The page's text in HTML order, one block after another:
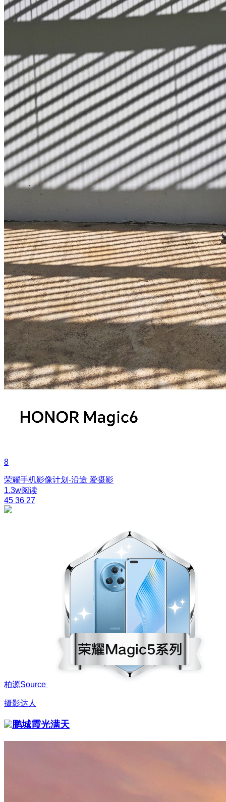
8
荣耀手机影像计划-沿途 爱摄影
1.3w阅读
45 36 27
柏源Source
摄影达人
鹏城霞光满天